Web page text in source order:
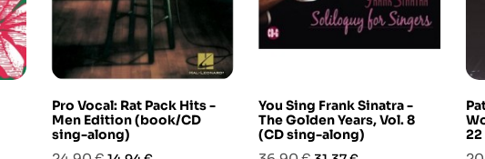
Pro Vocal: Rat Pack Hits -
Men Edition (book/CD
sing-along)
You Sing Frank Sinatra -
The Golden Years, Vol. 8
(CD sing-along)